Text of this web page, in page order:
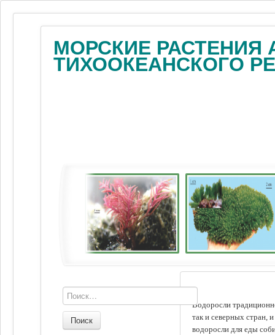
МОРСКИЕ РАСТЕНИЯ
ТИХООКЕАНСКОГО
Водоросли
так и северных стран,
водоросли для еды
Поиск